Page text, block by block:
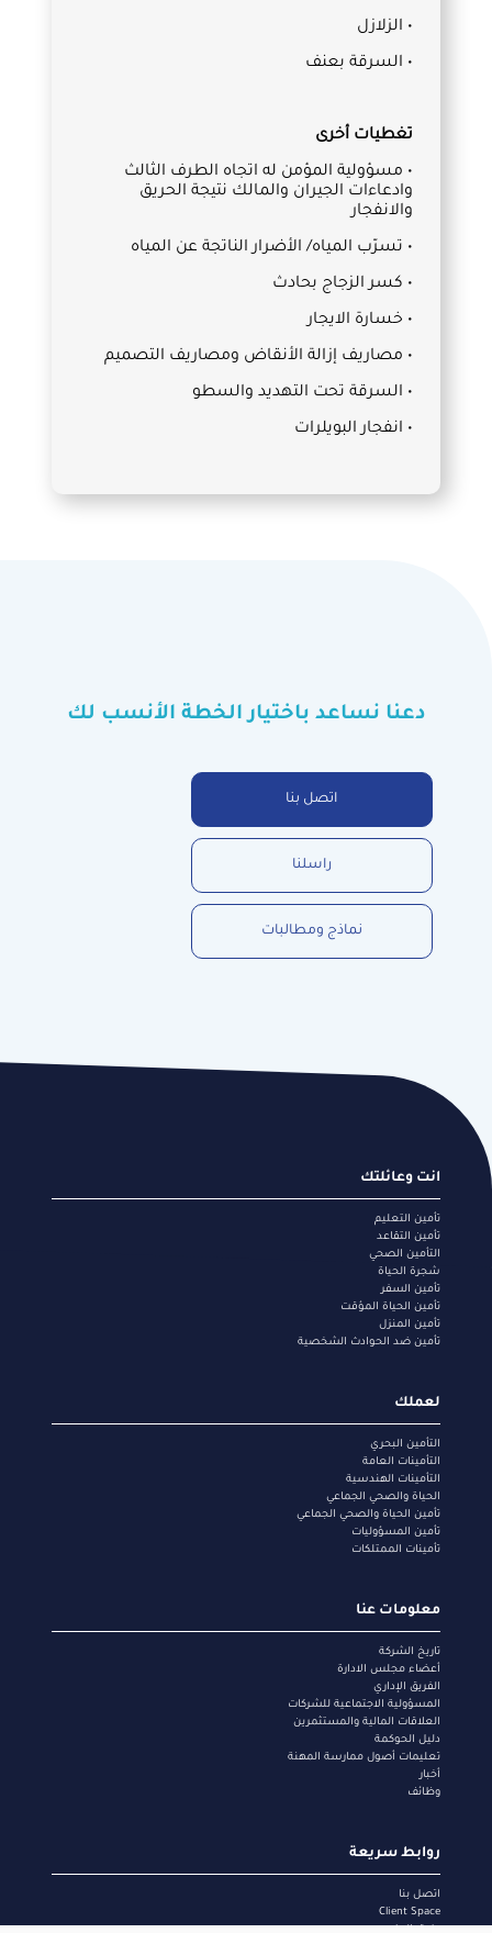
• الزلازل
• السرقة بعنف
تغطيات أخرى
• مسؤولية المؤمن له اتجاه الطرف الثالث
وادعاءات الجيران والمالك نتيجة الحريق
والانفجار
• تسرّب المياه/ الأضرار الناتجة عن المياه
• كسر الزجاج بحادث
• خسارة الايجار
• مصاريف إزالة الأنقاض ومصاريف التصميم
• السرقة تحت التهديد والسطو
• انفجار البويلرات
دعنا نساعد باختيار الخطة الأنسب لك
اتصل بنا
راسلنا
نماذج ومطالبات
Footer
menu
انت وعائلتك
تأمين التعليم
تأمين التقاعد
التأمين الصحي
شجرة الحياة
تأمين السفر
تأمين الحياة المؤقت
تأمين المنزل
تأمين ضد الحوادث الشخصية
لعملك
التأمين البحري
التأمينات العامة
التأمينات الهندسية
الحياة والصحي الجماعي
تأمين الحياة والصحي الجماعي
تأمين المسؤوليات
تأمينات الممتلكات
معلومات عنا
تاريخ الشركة
أعضاء مجلس الادارة
الفريق الإداري
المسؤولية الاجتماعية للشركات
العلاقات المالية والمستثمرين
دليل الحوكمة
تعليمات أصول ممارسة المهنة
أخبار
وظائف
روابط سريعة
اتصل بنا
Client Space